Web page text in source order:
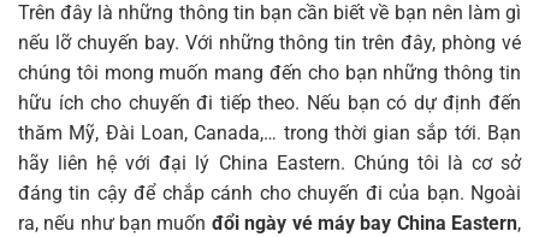
Trên đây là những thông tin bạn cần biết về bạn nên làm gì
nếu lỡ chuyến bay. Với những thông tin trên đây, phòng vé
chúng tôi mong muốn mang đến cho bạn những thông tin
hữu ích cho chuyến đi tiếp theo. Nếu bạn có dự định đến
thăm Mỹ, Đài Loan, Canada,… trong thời gian sắp tới. Bạn
hãy liên hệ với đại lý China Eastern. Chúng tôi là cơ sở
đáng tin cậy để chắp cánh cho chuyến đi của bạn. Ngoài
ra, nếu như bạn muốn đổi ngày vé máy bay China Eastern,